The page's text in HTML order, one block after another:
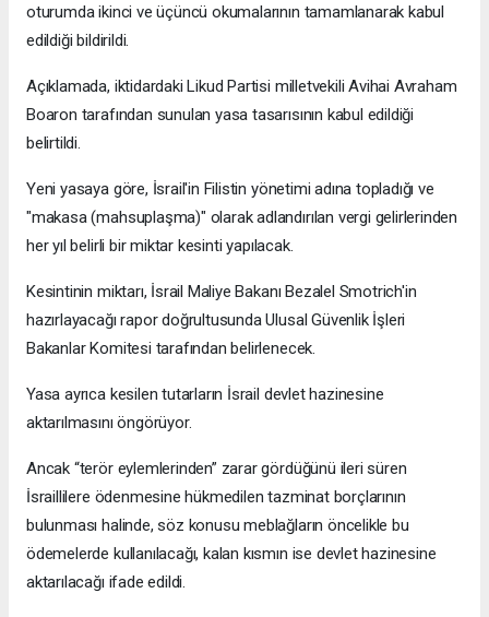
oturumda ikinci ve üçüncü okumalarının tamamlanarak kabul
edildiği bildirildi.
Açıklamada, iktidardaki Likud Partisi milletvekili Avihai Avraham
Boaron tarafından sunulan yasa tasarısının kabul edildiği
belirtildi.
Yeni yasaya göre, İsrail'in Filistin yönetimi adına topladığı ve
"makasa (mahsuplaşma)" olarak adlandırılan vergi gelirlerinden
her yıl belirli bir miktar kesinti yapılacak.
Kesintinin miktarı, İsrail Maliye Bakanı Bezalel Smotrich'in
hazırlayacağı rapor doğrultusunda Ulusal Güvenlik İşleri
Bakanlar Komitesi tarafından belirlenecek.
Yasa ayrıca kesilen tutarların İsrail devlet hazinesine
aktarılmasını öngörüyor.
Ancak “terör eylemlerinden” zarar gördüğünü ileri süren
İsraillilere ödenmesine hükmedilen tazminat borçlarının
bulunması halinde, söz konusu meblağların öncelikle bu
ödemelerde kullanılacağı, kalan kısmın ise devlet hazinesine
aktarılacağı ifade edildi.